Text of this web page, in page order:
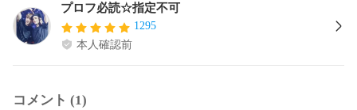
プロフ必読☆指定不可
1295
本人確認前
コメント (1)